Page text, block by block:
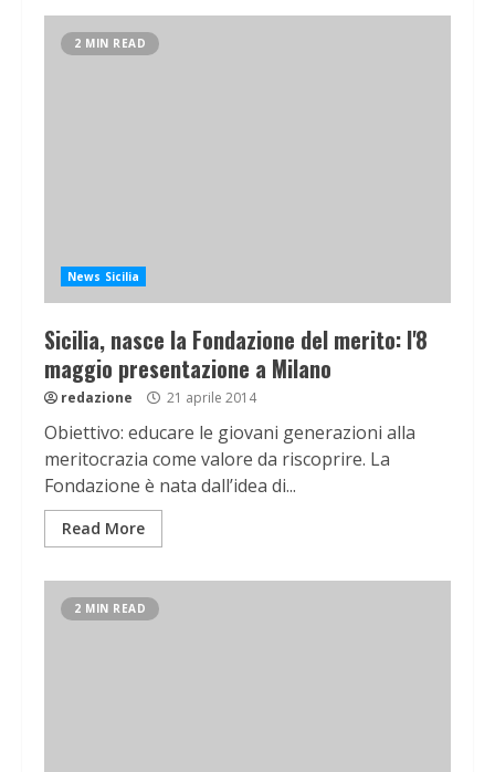
2 MIN READ
News Sicilia
Sicilia, nasce la Fondazione del merito: l'8
maggio presentazione a Milano
redazione 21 aprile 2014
Obiettivo: educare le giovani generazioni alla
meritocrazia come valore da riscoprire. La
Fondazione è nata dall’idea di...
Read More
2 MIN READ